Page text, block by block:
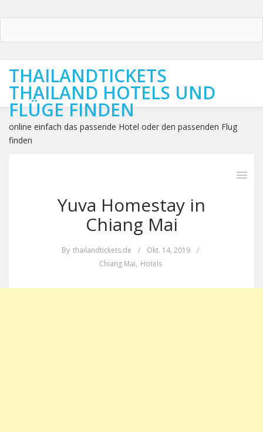
THAILANDTICKETS
THAILAND HOTELS UND
FLÜGE FINDEN
online einfach das passende Hotel oder den passenden Flug
finden
Yuva Homestay in
Chiang Mai
By thailandtickets.de / Okt. 14, 2019
/
Chiang Mai, Hotels